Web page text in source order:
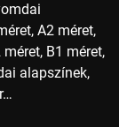
A2 méret,
B1 méret,
alapszínek,